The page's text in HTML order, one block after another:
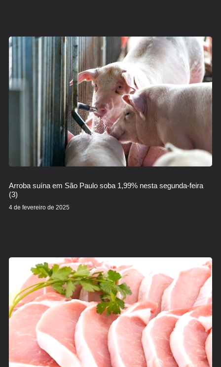
Arroba suína em São Paulo soba 1,99% nesta segunda-feira
(3)
4 de fevereiro de 2025